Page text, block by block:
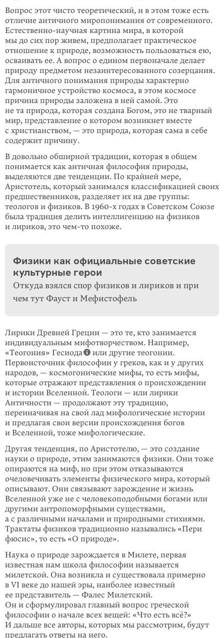
Вопрос этот чисто теоретический, и в этом тоже есть
отличие античного миропонимания от современного.
Естественно-научная картина мира, в которой
мы до сих пор живем, предполагает практическое
отношение к природе, возможность пользоваться ею,
осваивать ее. А вопрос о едином первоначале делает
природу предметом незаинтересованного созерцания.
Для античного понимания природы характерно
гармоничное устройство космоса, в этом космосе
причина природы заложена в ней самой. Это
не та природа, которая создана Богом, это не тварный
мир, представление о котором возникнет вместе
с христианством, — это природа, которая сама в себе
содержит причину.
В довольно обширной традиции, которая в общем
понимается как античная философия природы,
выделяются две тенденции. По крайней мере,
Аристотель, который занимался классификацией своих
предшественников, разделяет их на две группы:
теологов и физиков. В 1960-х годах в Советском Союзе
была традиция делить интеллигенцию на физиков
и лириков, это чем-то похоже.
Физики как официальные советские
культурные герои
Откуда взялся спор физиков и лириков и при
чем тут Фауст и Мефистофель
Лирики Древней Греции — это те, кто занимается
индивидуальным мифотворчеством. Например,
«Теогония» Гесиода
или другие теогонии.
Первоисточник философии у греков, как и у других
народов, — космогонические мифы, то есть мифы,
которые отражают представления о происхождении
и истории Вселенной. Теологи — или лирики
Античности — продолжают эту традицию,
переиначивая на свой лад мифологические истории
и предлагая свои версии происхождения богов
и Вселенной, тоже мифологические.
Другая тенденция, по Аристотелю, — это создание
науки о природе, этим занимаются физики. Они тоже
опираются на миф, но при этом отказываются
очеловечивать элементы физического мира, который
описывают. Они связывают зарождение и жизнь
Вселенной уже не с человекоподобными богами или
другими антропоморфными существами,
а с различными началами и природными стихиями.
Трактаты физиков традиционно назывались «Пери
фюсис», то есть «О природе».
Наука о природе зарождается в Милете, первая
известная нам школа философии называется
милетской. Она возникла и существовала примерно
в VI веке до нашей эры, наиболее известный
ее представитель — Фалес Милетский.
Он и сформулировал главный вопрос греческой
философии о начале всех вещей: «Что есть всё?»
И дальше все авторы, которых мы рассмотрим, будут
предлагать ответы на него.